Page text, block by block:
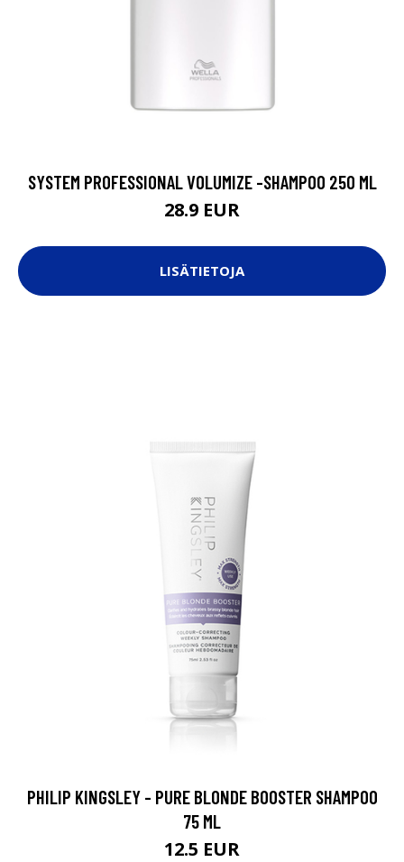
SYSTEM PROFESSIONAL VOLUMIZE -SHAMPOO 250 ML
28.9 EUR
LISÄTIETOJA
PHILIP KINGSLEY - PURE BLONDE BOOSTER SHAMPOO
75 ML
12.5 EUR